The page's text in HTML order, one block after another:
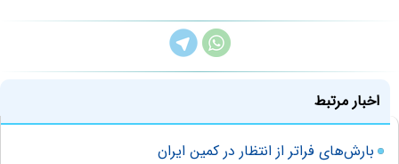
اخبار مرتبط
بارش‌های فراتر از انتظار در کمین ایران